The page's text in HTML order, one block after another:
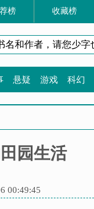
榜 收藏榜
悬疑 游戏 科幻
园生活
00:49:45